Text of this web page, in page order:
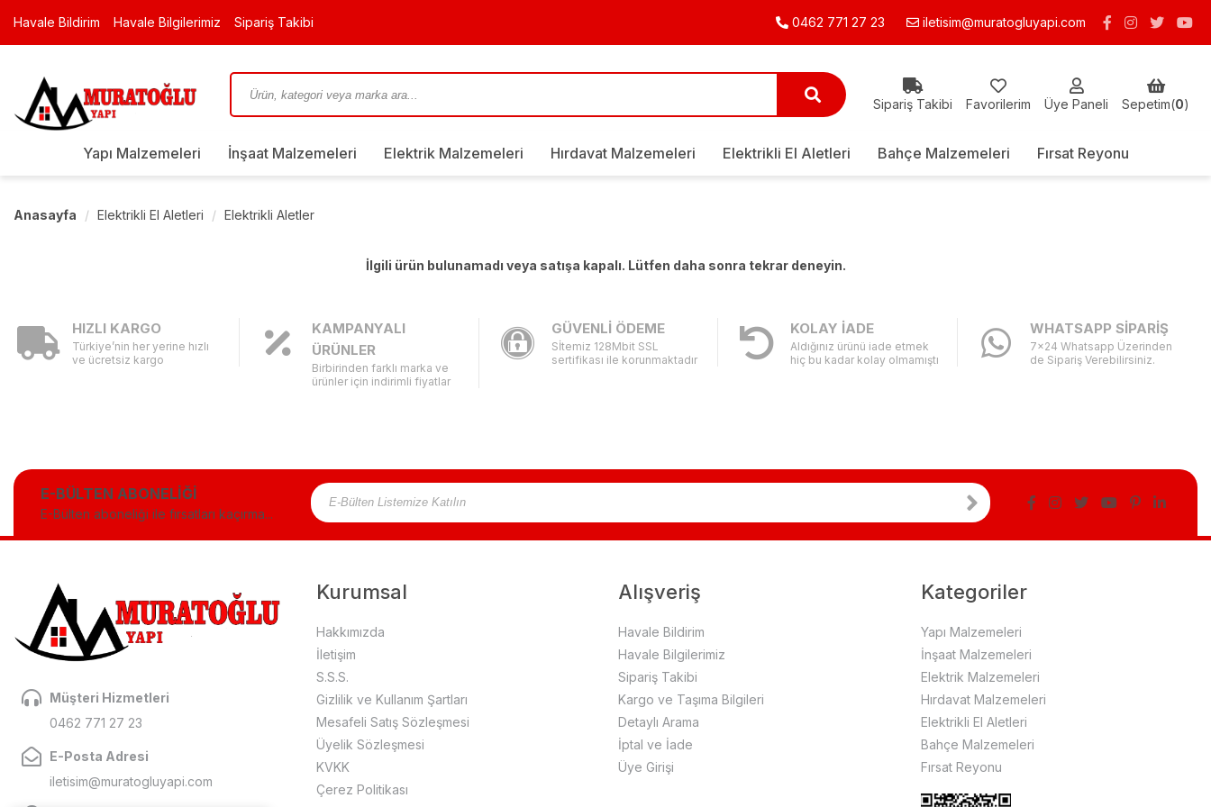
Havale Bildirim Havale Bilgilerimiz Sipariş Takibi 0462 771 27 23 iletisim@muratogluyapi.com
Sipariş Takibi Favorilerim Üye Paneli Sepetim(0)
Yapı Malzemeleri İnşaat Malzemeleri Elektrik Malzemeleri Hırdavat Malzemeleri Elektrikli El Aletleri Bahçe Malzemeleri Fırsat Reyonu
Anasayfa Elektrikli El Aletleri Elektrikli Aletler
İlgili ürün bulunamadı veya satışa kapalı. Lütfen daha sonra tekrar deneyin.
HIZLI KARGO
Türkiye’nin her yerine hızlı
ve ücretsiz kargo
KAMPANYALI
ÜRÜNLER
Birbirinden farklı marka ve
ürünler için indirimli fiyatlar
GÜVENLİ ÖDEME
Sİtemiz 128Mbit SSL
sertifikası ile korunmaktadır
KOLAY İADE
Aldığınız ürünü iade etmek
hiç bu kadar kolay olmamıştı
WHATSAPP SİPARİŞ
7x24 Whatsapp Üzerinden
de Sipariş Verebilirsiniz.
E-BÜLTEN ABONELİĞİ
E-Bülten aboneliği ile fırsatları kaçırma...
Müşteri Hizmetleri
0462 771 27 23
E-Posta Adresi
iletisim@muratogluyapi.com
Kurumsal
Hakkımızda
İletişim
S.S.S.
Gizlilik ve Kullanım Şartları
Mesafeli Satış Sözleşmesi
Üyelik Sözleşmesi
KVKK
Çerez Politikası
Alışveriş
Havale Bildirim
Havale Bilgilerimiz
Sipariş Takibi
Kargo ve Taşıma Bilgileri
Detaylı Arama
İptal ve İade
Üye Girişi
Kategoriler
Yapı Malzemeleri
İnşaat Malzemeleri
Elektrik Malzemeleri
Hırdavat Malzemeleri
Elektrikli El Aletleri
Bahçe Malzemeleri
Fırsat Reyonu